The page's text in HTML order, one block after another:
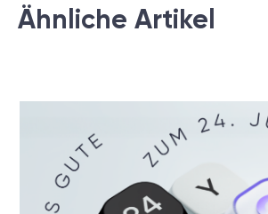
Ähnliche Artikel